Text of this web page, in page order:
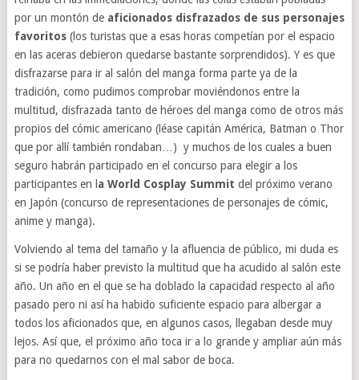
por un montón de aficionados disfrazados de sus personajes
favoritos(los turistas que a esas horas competían por el espacio
en las aceras debieron quedarse bastante sorprendidos). Y es que
disfrazarse para ir al salón del manga forma parte ya de la
tradición, como pudimos comprobar moviéndonos entre la
multitud, disfrazada tanto de héroes del manga como de otros más
propios del cómic americano (léase capitán América, Batman o Thor
que por allí también rondaban…) y muchos de los cuales a buen
seguro habrán participado en el concurso para elegir a los
participantes en l a World Cosplay Summit del próximo verano
en Japón (concurso de representaciones de personajes de cómic,
anime y manga).
Volviendo al tema del tamaño y la afluencia de público, mi duda es
si se podría haber previsto la multitud que ha acudido al salón este
año. Un año en el que se ha doblado la capacidad respecto al año
pasado pero ni así ha habido suficiente espacio para albergar a
todos los aficionados que, en algunos casos, llegaban desde muy
lejos. Así que, el próximo año toca ir a lo grande y ampliar aún más
para no quedarnos con el mal sabor de boca.